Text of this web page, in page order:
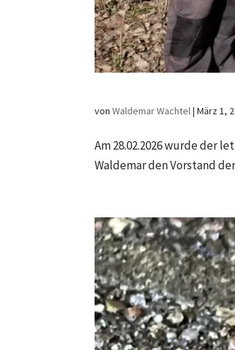
vonWaldemar Wachtel|März 1,
Am 28.02.2026 wurde der
Waldemar den Vorstand